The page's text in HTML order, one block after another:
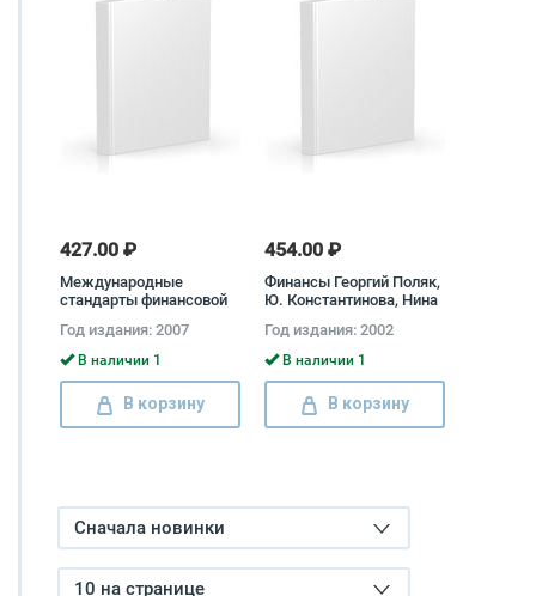
427.00 ₽
Международные
стандарты финансовой
Год издания: 2007
В наличии 1
В корзину
454.00 ₽
Финансы Георгий Поляк,
Ю. Константинова, Нина
Окунева, Людмила
Андросова, Владимир
Карчевский, Н. Верба, Е.
Погорелая, Татьяна
Башкатова, Людмила
Дробозина
Год издания: 2002
В наличии 1
В корзину
Сначала новинки
10 на странице